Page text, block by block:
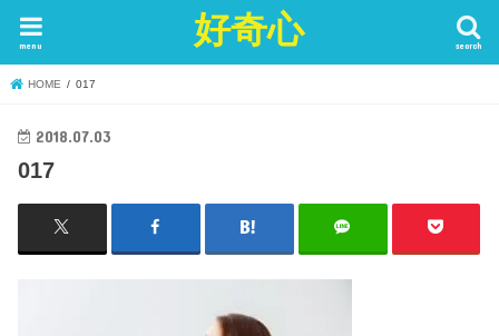
好奇心 search
menu
HOME 017
2018.07.03
017